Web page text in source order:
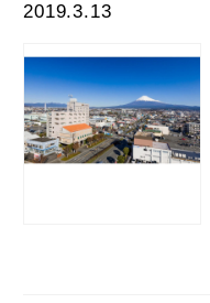
2019.3.13